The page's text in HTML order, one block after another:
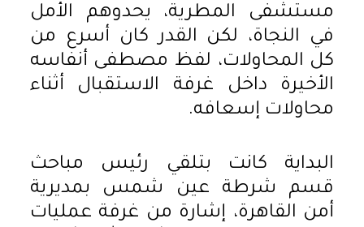
مستشفى المطرية، يحدوهم الأمل
في النجاة، لكن القدر كان أسرع من
كل المحاولات، لفظ مصطفى أنفاسه
الأخيرة داخل غرفة الاستقبال أثناء
محاولات إسعافه.
البداية كانت بتلقي رئيس مباحث
قسم شرطة عين شمس بمديرية
أمن القاهرة، إشارة من غرفة عمليات